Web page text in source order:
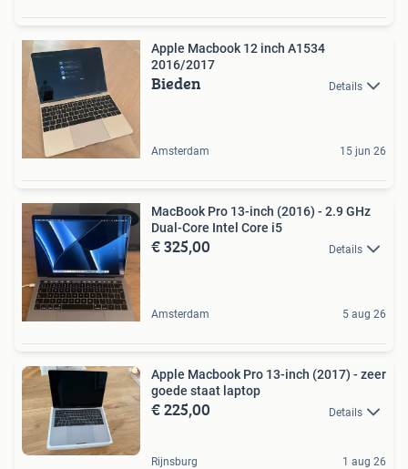
Apple Macbook 12 inch A1534
2016/2017
Bieden Details
Amsterdam 15 jun 26
MacBook Pro 13-inch (2016) - 2.9 GHz
Dual-Core Intel Core i5
€ 325,00 Details
Amsterdam 5 aug 26
Apple Macbook Pro 13-inch (2017) - zeer
goede staat laptop
€ 225,00 Details
Rijnsburg 1 aug 26